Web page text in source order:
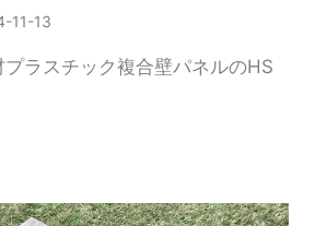
11-13
ラスチック複合壁パネルのHS